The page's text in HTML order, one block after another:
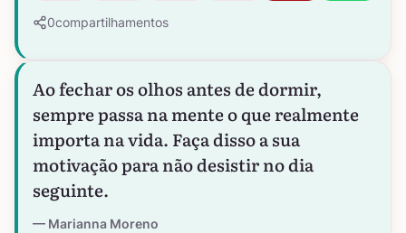
0compartilhamentos
Ao fechar os olhos antes de dormir,
sempre passa na mente o que realmente
importa na vida. Faça disso a sua
motivação para não desistir no dia
seguinte.
Marianna Moreno